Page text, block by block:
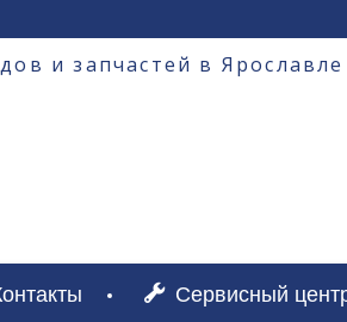
и запчастей в Ярославле
Сервисный